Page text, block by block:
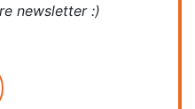
newsletter :)